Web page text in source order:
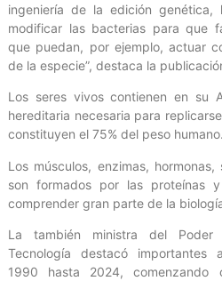
ingeniería de la edición genética,
modificar las bacterias para que
que puedan, por ejemplo, actuar
de la especie”, destaca la
Los seres vivos contienen en su
hereditaria necesaria para
constituyen el 75% del peso humano.
Los músculos, enzimas,
son formados por las proteínas
comprender gran parte de la
La también ministra del
Tecnología destacó importantes
1990 hasta 2024, comenzando